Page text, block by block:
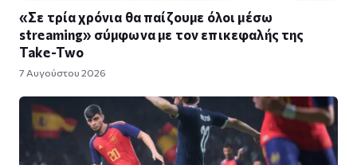
«Σε τρία χρόνια θα παίζουμε όλοι μέσω
streaming» σύμφωνα με τον επικεφαλής της
Take-Two
7 Αυγούστου 2026